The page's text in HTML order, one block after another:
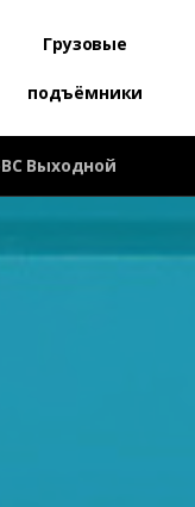
Грузовые
подъёмники
Выходной